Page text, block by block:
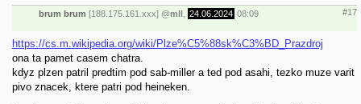
brum brum [188.175.161.xxx] @mll 24.06.2024 08:09 #17
https://cs.m.wikipedia.org/wiki/Plze%C5%88sk%C3%BD_Prazdroj
ona ta pamet casem chatra.
kdyz plzen patril predtim pod sab-miller a ted pod asahi, tezko muze varit
pivo znacek, ktere patri pod heineken.